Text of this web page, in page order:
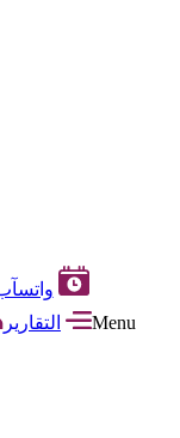
التقارير
Menu